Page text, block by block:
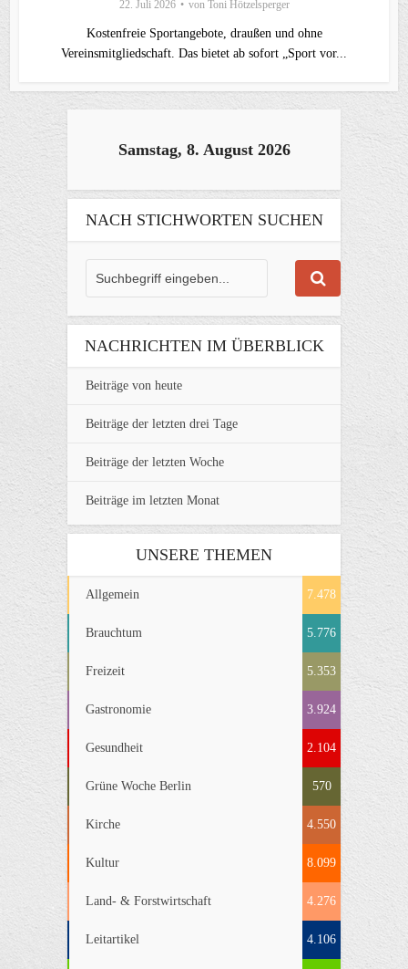
22. Juli 2026 von Toni Hötzelsperger
Kostenfreie Sportangebote, draußen und ohne
Vereinsmitgliedschaft. Das bietet ab sofort „Sport vor...
Samstag, 8. August 2026
NACH STICHWORTEN SUCHEN
NACHRICHTEN IM ÜBERBLICK
Beiträge von heute
Beiträge der letzten drei Tage
Beiträge der letzten Woche
Beiträge im letzten Monat
UNSERE THEMEN
Allgemein 7.478
Brauchtum 5.776
Freizeit 5.353
Gastronomie 3.924
Gesundheit 2.104
Grüne Woche Berlin 570
Kirche 4.550
Kultur 8.099
Land- & Forstwirtschaft 4.276
Leitartikel 4.106